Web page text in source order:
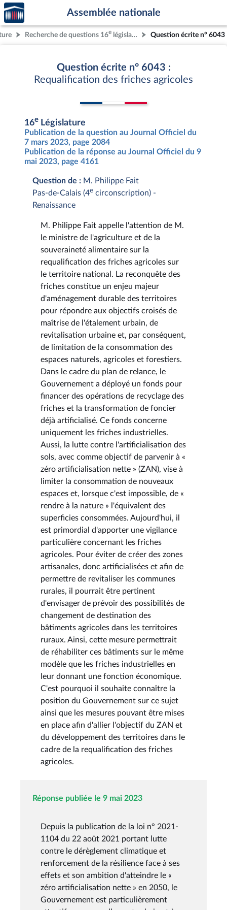
Aller au contenu
Aller en bas de la page
Accèder
à la
page
d'accueil
Assemblée nationale
Recherche de questions 16e législature Question écrite n° 6043
Question écrite n° 6043 :
Requalification des friches agricoles
16e Législature
Publication de la question au Journal Officiel du
7 mars 2023, page 2084
Publication de la réponse au Journal Officiel du 9
mai 2023, page 4161
Question de : M. Philippe Fait
Pas-de-Calais (4e circonscription) -
Renaissance
M. Philippe Fait appelle l'attention de M.
le ministre de l'agriculture et de la
souveraineté alimentaire sur la
requalification des friches agricoles sur
le territoire national. La reconquête des
friches constitue un enjeu majeur
d'aménagement durable des territoires
pour répondre aux objectifs croisés de
maîtrise de l'étalement urbain, de
revitalisation urbaine et, par conséquent,
de limitation de la consommation des
espaces naturels, agricoles et forestiers.
Dans le cadre du plan de relance, le
Gouvernement a déployé un fonds pour
financer des opérations de recyclage des
friches et la transformation de foncier
déjà artificialisé. Ce fonds concerne
uniquement les friches industrielles.
Aussi, la lutte contre l'artificialisation des
sols, avec comme objectif de parvenir à «
zéro artificialisation nette » (ZAN), vise à
limiter la consommation de nouveaux
espaces et, lorsque c'est impossible, de «
rendre à la nature » l'équivalent des
superficies consommées. Aujourd'hui, il
est primordial d'apporter une vigilance
particulière concernant les friches
agricoles. Pour éviter de créer des zones
artisanales, donc artificialisées et afin de
permettre de revitaliser les communes
rurales, il pourrait être pertinent
d'envisager de prévoir des possibilités de
changement de destination des
bâtiments agricoles dans les territoires
ruraux. Ainsi, cette mesure permettrait
de réhabiliter ces bâtiments sur le même
modèle que les friches industrielles en
leur donnant une fonction économique.
C'est pourquoi il souhaite connaître la
position du Gouvernement sur ce sujet
ainsi que les mesures pouvant être mises
en place afin d'allier l'objectif du ZAN et
du développement des territoires dans le
cadre de la requalification des friches
agricoles.
Réponse publiée le 9 mai 2023
Depuis la publication de la loi n° 2021-
1104 du 22 août 2021 portant lutte
contre le dérèglement climatique et
renforcement de la résilience face à ses
effets et son ambition d'atteindre le «
zéro artificialisation nette » en 2050, le
Gouvernement est particulièrement